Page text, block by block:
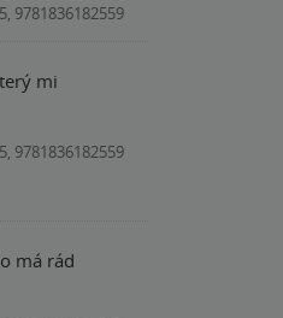
9781836182559
mi
9781836182559
má rád